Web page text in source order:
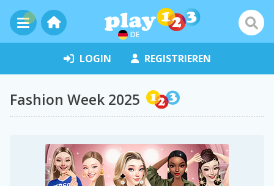
DE
LOGIN REGISTRIEREN
Fashion Week 2025